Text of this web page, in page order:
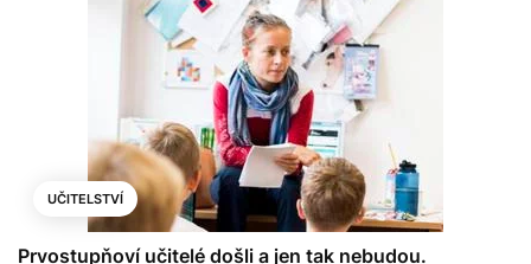
UČITELSTVÍ
Prvostupňoví učitelé došli a jen tak nebudou.